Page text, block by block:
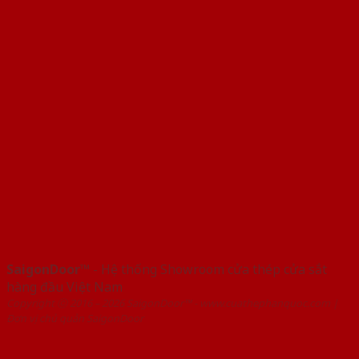
SaigonDoor™ - Hệ thống Showroom cửa thép cửa sắt
hàng đầu Việt Nam
Copyright ⓒ 2016 – 2026 SaigonDoor™ - www.cuathephanquoc.com |
Đơn vị chủ quản SaigonDoor